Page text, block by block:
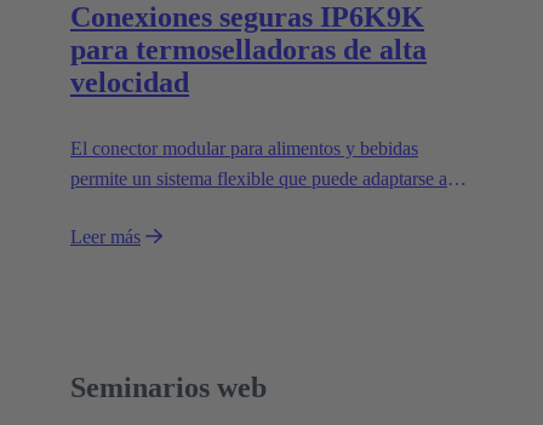
Conexiones seguras IP6K9K
para termoselladoras de alta
velocidad
El conector modular para alimentos y bebidas
permite un sistema flexible que puede adaptarse a
máquinas modulares.
Leer más
Seminarios web